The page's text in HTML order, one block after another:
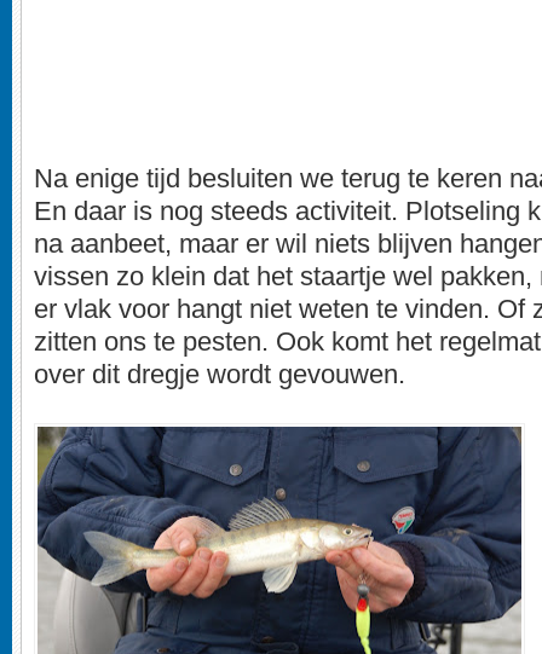
Na enige tijd besluiten we terug te keren
En daar is nog steeds activiteit. Plotseling
na aanbeet, maar er wil niets blijven
vissen zo klein dat het staartje wel pakken,
er vlak voor hangt niet weten te vinden. Of
zitten ons te pesten. Ook komt het
over dit dregje wordt gevouwen.